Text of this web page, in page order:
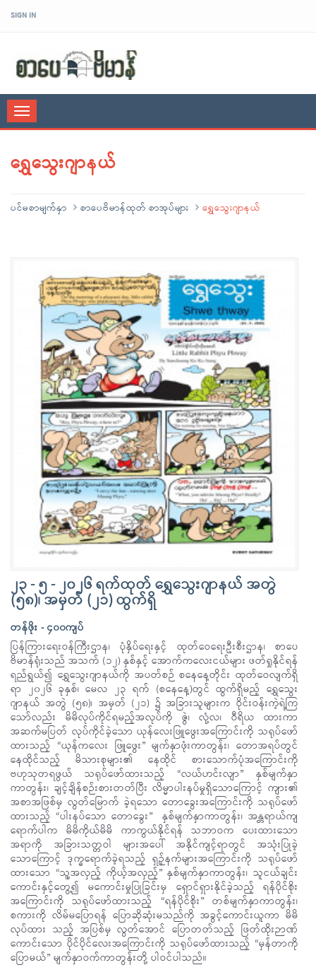
SIGN IN
Toggle
navigation
ရွှေသွေးဂျာနယ်
ပင်မစာမျက်နှာ စာပေဗိမာန်ထုတ် စာအုပ်များ ရွှေသွေးဂျာနယ်
၂၃ - ၅ - ၂၀၂၆ ရက်ထုတ် ရွှေသွေးဂျာနယ် အတွဲ
(၅၈)၊ အမှတ် (၂၁) ထွက်ရှိ
တန်ဖိုး - ၄၀၀ကျပ်
ပြန်ကြားရေးဝန်ကြီးဌာန၊ ပုံနှိပ်ရေးနှင့် ထုတ်ဝေရေးဦးစီးဌာန၊ စာပေ
ဗိမာန်ရုံးသည် အသက် (၁၂) နှစ်နှင့် အောက်ကလေးငယ်များ ဖတ်ရှုနိုင်ရန်
ရည်ရွယ်၍ ရွှေသွေးဂျာနယ်ကို အပတ်စဉ် စနေနေ့တိုင်း ထုတ်ဝေလျက်ရှိ
ရာ ၂၀၂၆ ခုနှစ်၊ မေလ ၂၃ ရက် (စနေနေ့)တွင် ထွက်ရှိမည့် ရွှေသွေး
ဂျာနယ် အတွဲ (၅၈)၊ အမှတ် (၂၁) ၌ အခြားသူများက ဝိုင်းဝန်းကဲ့ရဲ့ကြ
သော်လည်း မိမိလုပ်ကိုင်ရမည့်အလုပ်ကို ဇွဲ၊ လုံ့လ၊ ဝီရိယ ထားကာ
အဆက်မပြတ် လုပ်ကိုင်ခဲ့သော ယုန်လေးဖြူဖွေးအကြောင်းကို သရုပ်ဖော်
ထားသည့် “ယုန်ကလေး ဖြူဖွေး” မျက်နှာဖုံးကာတွန်း၊ တောအရပ်တွင်
နေထိုင်သည့် မိသားစုများ၏ နေထိုင် စားသောက်ပုံအကြောင်းကို
ဗဟုသုတရဖွယ် သရုပ်ဖော်ထားသည့် “လယ်ဟင်းလျာ” နှစ်မျက်နှာ
ကာတွန်း၊ ချင့်ချိန်စဉ်းစားတတ်ပြီး လိမ္မာပါးနပ်မှုရှိသောကြောင့် ကျား၏
အစာအဖြစ်မှ လွတ်မြောက် ခဲ့ရသော တောခွေးအကြောင်းကို သရုပ်ဖော်
ထားသည့် “ပါးနပ်သော တောခွေး” နှစ်မျက်နှာကာတွန်း၊ အန္တရာယ်ကျ
ရောက်ပါက မိမိကိုယ်မိမိ ကာကွယ်နိုင်ရန် သဘာဝက ပေးထားသော
အရာကို အခြားသတ္တဝါ များအပေါ် အနိုင်ကျင့်ရာတွင် အသုံးပြုခဲ့
သောကြောင့် ဒုက္ခရောက်ခဲ့ရသည့် ရှဉ့်နက်များအကြောင်းကို သရုပ်ဖော်
ထားသော “သူ့အလှည့် ကိုယ့်အလှည့်” နှစ်မျက်နှာကာတွန်း၊ သူငယ်ချင်း
ကောင်းနှင့်တွေ့၍ မကောင်းမှုပြုခြင်းမှ ရှောင်ရှားနိုင်ခဲ့သည့် ရန်ပိုင်စိုး
အကြောင်းကို သရုပ်ဖော်ထားသည့် “ရန်ပိုင်စိုး” တစ်မျက်နှာကာတွန်း၊
စကားကို လိမ်မပြောရန် ပြောဆိုဆုံးမသည်ကို အခွင့်ကောင်းယူကာ မိမိ
လုပ်ထား သည့် အပြစ်မှ လွတ်အောင် ပြောတတ်သည့် ဖြတ်ထိုးဉာဏ်
ကောင်းသော ပိုင်ပိုင်လေးအကြောင်းကို သရုပ်ဖော်ထားသည့် “မှန်တာကို
ပြောမယ်” မျက်နှာဝက်ကာတွန်းတို့ ပါဝင်ပါသည်။